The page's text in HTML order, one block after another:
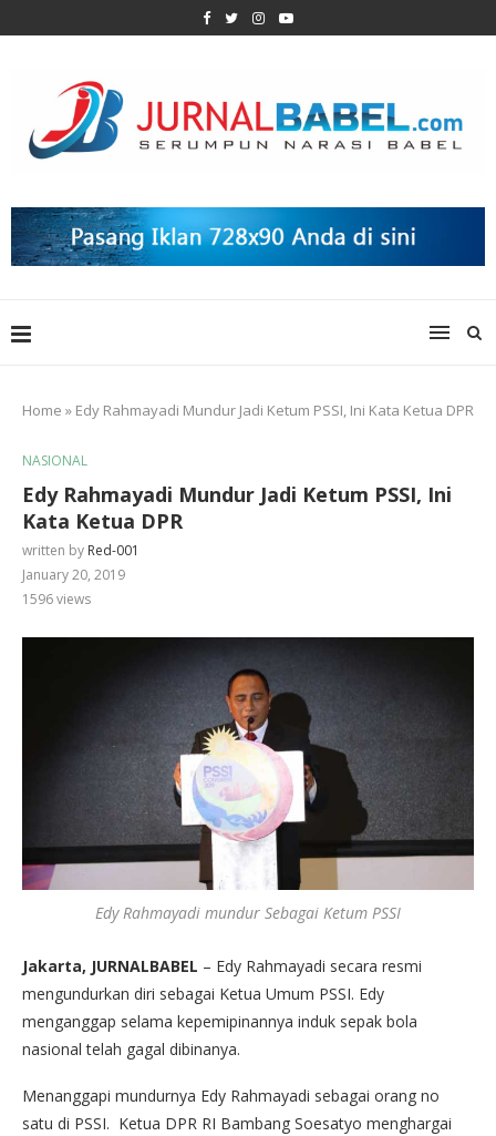
Home » Edy Rahmayadi Mundur Jadi Ketum PSSI, Ini Kata Ketua DPR
NASIONAL
Edy Rahmayadi Mundur Jadi Ketum PSSI, Ini
Kata Ketua DPR
written by Red-001
January 20, 2019
1596views
Edy Rahmayadi mundur Sebagai Ketum PSSI
Jakarta, JURNALBABEL – Edy Rahmayadi secara resmi
mengundurkan diri sebagai Ketua Umum PSSI. Edy
menganggap selama kepemipinannya induk sepak bola
nasional telah gagal dibinanya.
Menanggapi mundurnya Edy Rahmayadi sebagai orang no
satu di PSSI. Ketua DPR RI Bambang Soesatyo menghargai